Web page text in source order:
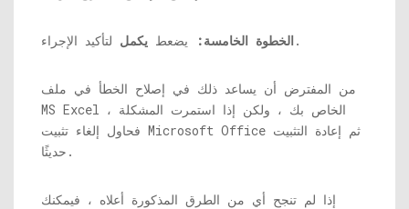
الخطوة الخامسة: يضعط يكمل لتأكيد الإجراء.
من المفترض أن يساعد ذلك في إصلاح الخطأ في ملف
MS Excel الخاص بك ، ولكن إذا استمرت المشكلة ،
فحاول إلغاء تثبيت Microsoft Office ثم إعادة التثبيت
حديثًا.
إذا لم تنجح أي من الطرق المذكورة أعلاه ، فيمكنك